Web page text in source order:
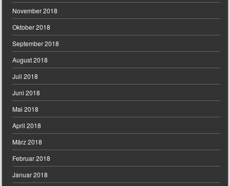
November 2018
Oktober 2018
September 2018
August 2018
Juli 2018
Juni 2018
Mai 2018
April 2018
März 2018
Februar 2018
Januar 2018